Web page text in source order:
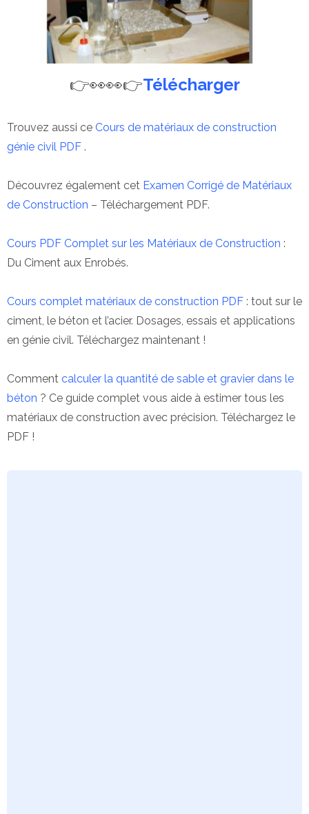
👉👀👀👉Télécharger
Trouvez aussi ce Cours de matériaux de construction
génie civil PDF .
Découvrez également cet Examen Corrigé de Matériaux
de Construction – Téléchargement PDF.
Cours PDF Complet sur les Matériaux de Construction :
Du Ciment aux Enrobés.
Cours complet matériaux de construction PDF : tout sur le
ciment, le béton et l’acier. Dosages, essais et applications
en génie civil. Téléchargez maintenant !
Comment calculer la quantité de sable et gravier dans le
béton ? Ce guide complet vous aide à estimer tous les
matériaux de construction avec précision. Téléchargez le
PDF !